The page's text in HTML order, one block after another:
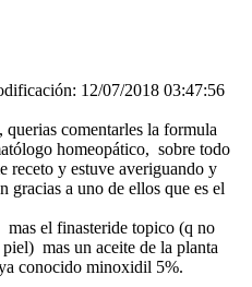
12/07/2018 03:47:56
comentarles la formula
homeopático, sobre todo
receto y estuve averiguando y
gracias a uno de ellos que es el
mas el finasteride topico (q no
mas un aceite de la planta
conocido minoxidil 5%.